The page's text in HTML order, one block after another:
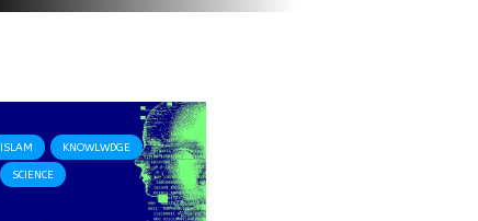
ISLAM KNOWLWDGE
SCIENCE